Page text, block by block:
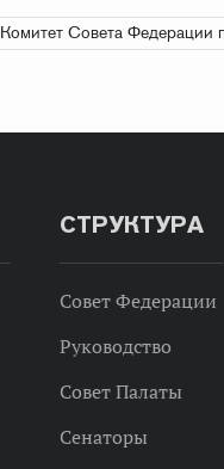
Комитет Совета Федерации
СТРУКТУРА
Совет Федерации
Руководство
Совет Палаты
Сенаторы